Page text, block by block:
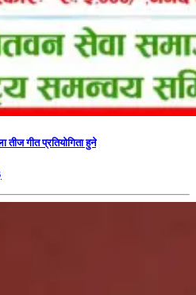
तीज गीत प्रतियोगिता हुने